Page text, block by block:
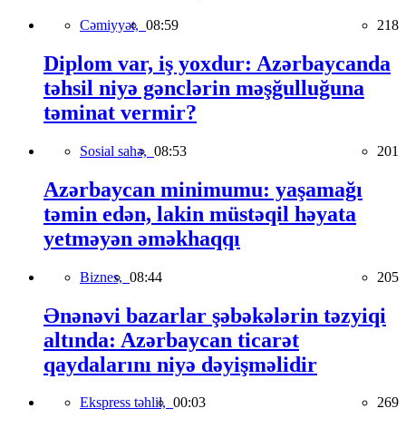
Cəmiyyət, 08:59 218
Diplom var, iş yoxdur: Azərbaycanda
təhsil niyə gənclərin məşğulluğuna
təminat vermir?
Sosial sahə, 08:53 201
Azərbaycan minimumu: yaşamağı
təmin edən, lakin müstəqil həyata
yetməyən əməkhaqqı
Biznes, 08:44 205
Ənənəvi bazarlar şəbəkələrin təzyiqi
altında: Azərbaycan ticarət
qaydalarını niyə dəyişməlidir
Ekspress təhlil, 00:03 269